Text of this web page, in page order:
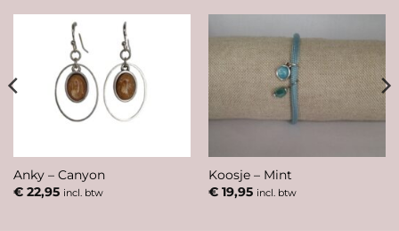
Anky – Canyon
€22,95 incl. btw
Koosje – Mint
€19,95 incl. btw